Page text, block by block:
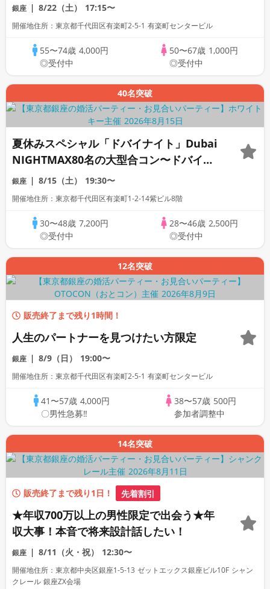
銀座 8/22（土） 17:15〜
開催地住所：東京都千代田区有楽町2-5-1 有楽町センタービル
55〜74歳 4,000円
◎受付中
50〜67歳 1,000円
◎受付中
40名突破
夏休みスペシャル「ドバイナイト」Dubai
NIGHTMAX80名の大型合コン〜ドバイの
恋ゲーム〜着席＆フリースタイル/連絡先
交換自由/お食事＆フリードリンク
銀座 8/15（土） 19:30〜
開催地住所：東京都千代田区有楽町1-2-14紫ビル8階
30〜48歳 7,200円
◎受付中
28〜46歳 2,500円
◎受付中
12名突破
販売終了まで残り1時間！
人生のパートナーを見つけたい方限定
銀座 8/9（日） 19:00〜
開催地住所：東京都千代田区有楽町2-5-1 有楽町センタービル
41〜57歳 4,000円
〇男性急募‼
38〜57歳 500円
参加者調整中
14名突破
販売終了まで残り1日！ 先着割引
★年収700万以上の男性限定で出会う★年
収大事！本音で将来設計話したい！
銀座 8/11（火・祝） 12:30〜
開催地住所：東京都中央区銀座1-5-13 ゼットエックス銀座ビル10F シャン
クレール 銀座ZX会場